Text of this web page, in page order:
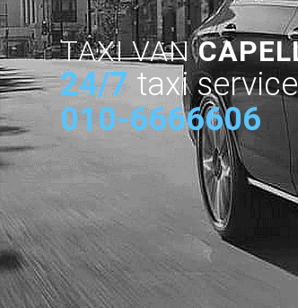
TAXI VAN
24/7 taxi service
010-6666606